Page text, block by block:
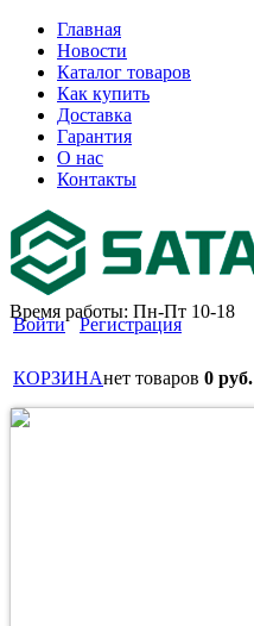
Главная
Новости
Каталог товаров
Как купить
Доставка
Гарантия
О нас
Контакты
Время работы: Пн-Пт 10-18
Войти Регистрация
КОРЗИНАнет товаров 0 руб.